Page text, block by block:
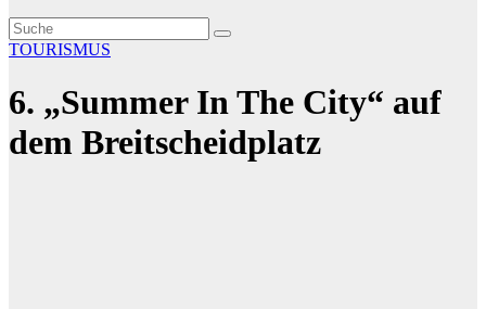
TOURISMUS
6. „Summer In The City“ auf
dem Breitscheidplatz